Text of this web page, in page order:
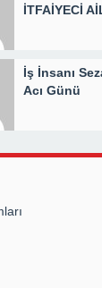
İTFAİYECİ
İş İnsanı
Acı Günü